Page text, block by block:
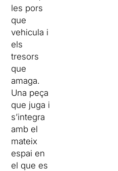
les pors
que
vehicula i
els
tresors
que
amaga.
Una peça
que juga i
s’integra
amb el
mateix
espai en
el que es